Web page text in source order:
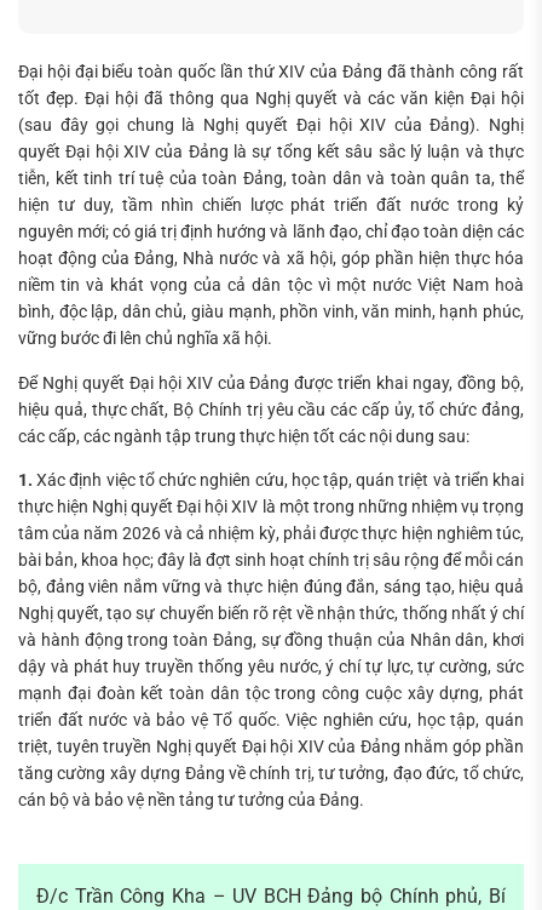
Đại hội đại biểu toàn quốc lần thứ XIV của Đảng đã thành công rất
tốt đẹp. Đại hội đã thông qua Nghị quyết và các văn kiện Đại hội
(sau đây gọi chung là Nghị quyết Đại hội XIV của Đảng). Nghị
quyết Đại hội XIV của Đảng là sự tổng kết sâu sắc lý luận và thực
tiễn, kết tinh trí tuệ của toàn Đảng, toàn dân và toàn quân ta, thể
hiện tư duy, tầm nhìn chiến lược phát triển đất nước trong kỷ
nguyên mới; có giá trị định hướng và lãnh đạo, chỉ đạo toàn diện các
hoạt động của Đảng, Nhà nước và xã hội, góp phần hiện thực hóa
niềm tin và khát vọng của cả dân tộc vì một nước Việt Nam hoà
bình, độc lập, dân chủ, giàu mạnh, phồn vinh, văn minh, hạnh phúc,
vững bước đi lên chủ nghĩa xã hội.
Để Nghị quyết Đại hội XIV của Đảng được triển khai ngay, đồng bộ,
hiệu quả, thực chất, Bộ Chính trị yêu cầu các cấp ủy, tổ chức đảng,
các cấp, các ngành tập trung thực hiện tốt các nội dung sau:
1. Xác định việc tổ chức nghiên cứu, học tập, quán triệt và triển khai
thực hiện Nghị quyết Đại hội XIV là một trong những nhiệm vụ trọng
tâm của năm 2026 và cả nhiệm kỳ, phải được thực hiện nghiêm túc,
bài bản, khoa học; đây là đợt sinh hoạt chính trị sâu rộng để mỗi cán
bộ, đảng viên nắm vững và thực hiện đúng đắn, sáng tạo, hiệu quả
Nghị quyết, tạo sự chuyển biến rõ rệt về nhận thức, thống nhất ý chí
và hành động trong toàn Đảng, sự đồng thuận của Nhân dân, khơi
dậy và phát huy truyền thống yêu nước, ý chí tự lực, tự cường, sức
mạnh đại đoàn kết toàn dân tộc trong công cuộc xây dựng, phát
triển đất nước và bảo vệ Tổ quốc. Việc nghiên cứu, học tập, quán
triệt, tuyên truyền Nghị quyết Đại hội XIV của Đảng nhằm góp phần
tăng cường xây dựng Đảng về chính trị, tư tưởng, đạo đức, tổ chức,
cán bộ và bảo vệ nền tảng tư tưởng của Đảng.
Đ/c Trần Công Kha – UV BCH Đảng bộ Chính phủ, Bí